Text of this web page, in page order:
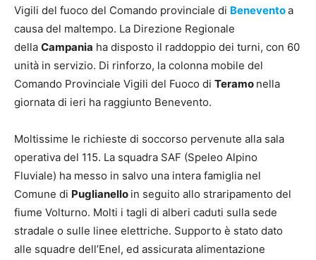
Vigili del fuoco del Comando provinciale di Beneventoa
causa del maltempo. La Direzione Regionale
della Campania ha disposto il raddoppio dei turni, con 60
unità in servizio. Di rinforzo, la colonna mobile del
Comando Provinciale Vigili del Fuoco di Teramo nella
giornata di ieri ha raggiunto Benevento.
Moltissime le richieste di soccorso pervenute alla sala
operativa del 115. La squadra SAF (Speleo Alpino
Fluviale) ha messo in salvo una intera famiglia nel
Comune di Puglianello in seguito allo straripamento del
fiume Volturno. Molti i tagli di alberi caduti sulla sede
stradale o sulle linee elettriche. Supporto è stato dato
alle squadre dell’Enel, ed assicurata alimentazione